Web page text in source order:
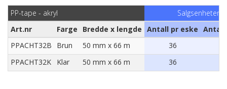
PP-tape - akryl
Salgsenheter
Art.nr
Farge Bredde x lengde Antall pr eske Antall
PPACHT32B
Brun 50 mm x 66 m 36
PPACHT32K
Klar 50 mm x 66 m 36